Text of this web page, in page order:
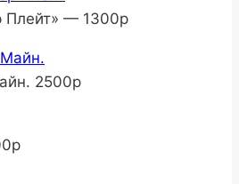
Плейт» — 1300р
2500р